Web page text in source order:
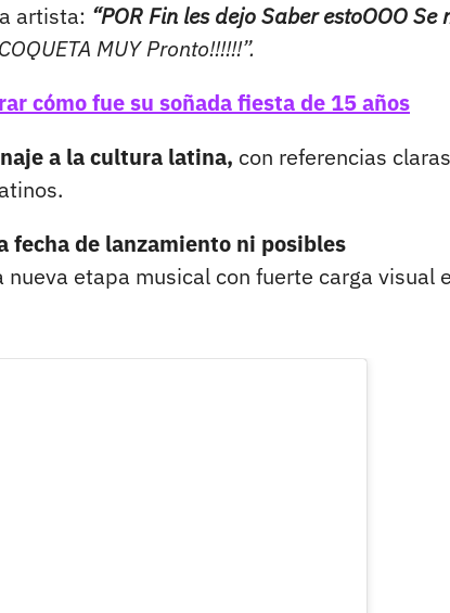
artista: “POR Fin les dejo Saber estoOOO Se
MUY Pronto!!!!!!”.
cómo fue su soñada fiesta de 15 años
a la cultura latina, con referencias
fecha de lanzamiento ni posibles
etapa musical con fuerte carga visual